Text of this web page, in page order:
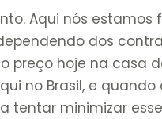
Aqui nós
dos
hoje na casa de
no Brasil, e
tentar minimizar